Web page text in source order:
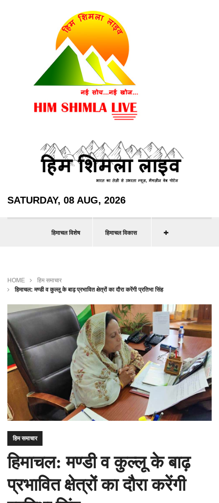
SATURDAY, 08 AUG, 2026
हिमाचल विशेष हिमाचल विकास
HOME
हिम समाचार
हिमाचल: मण्डी व कुल्लू के बाढ़ प्रभावित क्षेत्रों का दौरा करेंगी प्रतिभा सिंह
हिम समाचार
हिमाचल: मण्डी व कुल्लू के बाढ़
प्रभावित क्षेत्रों का दौरा करेंगी